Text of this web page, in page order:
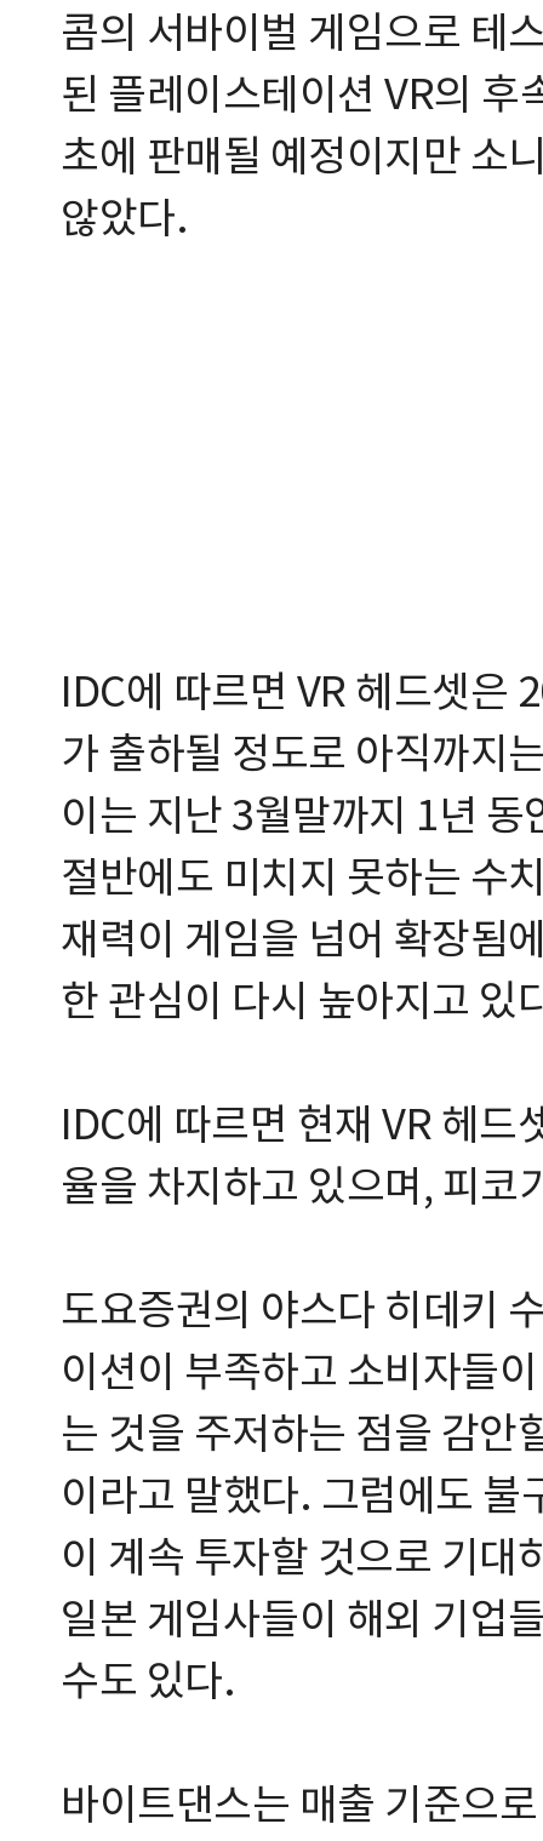
콤의 서바이벌 게임으로 테
된 플레이스테이션 VR의
초에 판매될 예정이지만 소
않았다.
IDC에 따르면 VR 헤드셋은
가 출하될 정도로 아직까지
이는 지난 3월말까지 1년
절반에도 미치지 못하는 수
재력이 게임을 넘어 확장됨
한 관심이 다시 높아지고 있
IDC에 따르면 현재 VR 헤
율을 차지하고 있으며, 피코
도요증권의 야스다 히데키
이션이 부족하고 소비자들
는 것을 주저하는 점을 감안
이라고 말했다. 그럼에도 불
이 계속 투자할 것으로 기대
일본 게임사들이 해외 기업
수도 있다.
바이트댄스는 매출 기준으